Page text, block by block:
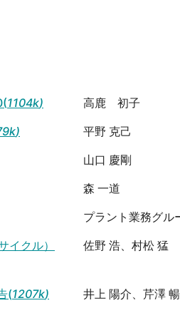
1104k)
高鹿 初子
)
平野 克己
山口 慶剛
森 一道
プラント業務グル
クル）
佐野 浩、村松 猛
(1207k)
井上 陽介、芹澤